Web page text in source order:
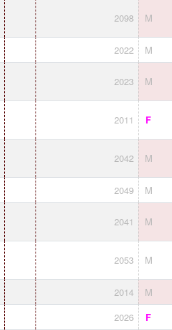
2098 M
2022 M
2023 M
2011 F
2042 M
2049 M
2041 M
2053 M
2014
M
2026 F